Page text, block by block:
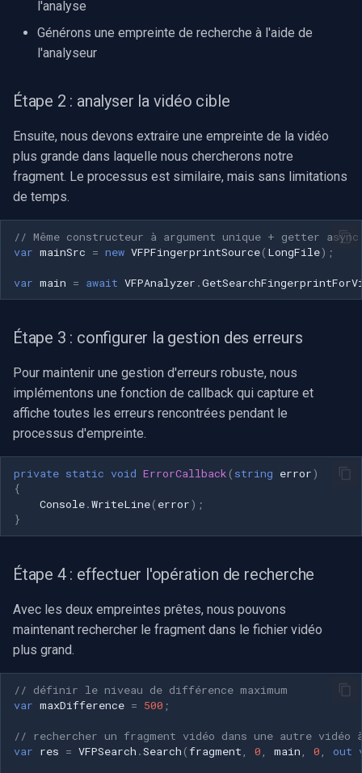
OpenGL
AWS
Spécifique à Linux
Spécifique à Apple
FLIR / Teledyne
INSTAR
Zmodo
Arecont Vision
Linksys
LTS
Q-See
Basler
Mobotix
LILIN
l'analyse
Générons une empreinte de recherche à l'aide de
l'analyseur
Étape 2 : analyser la vidéo cible
Ensuite, nous devons extraire une empreinte de la vidéo
plus grande dans laquelle nous chercherons notre
fragment. Le processus est similaire, mais sans limitations
de temps.
// Même constructeur à argument unique + getter
var mainSrc = new VFPFingerprintSource( LongFile);
var main = await VFPAnalyzer .
Étape 3 : configurer la gestion des erreurs
Pour maintenir une gestion d'erreurs robuste, nous
implémentons une fonction de callback qui capture et
affiche toutes les erreurs rencontrées pendant le
processus d'empreinte.
private static void ErrorCallback ( string error)
{
Console.WriteLine( error);
}
Étape 4 : effectuer l'opération de recherche
Avec les deux empreintes prêtes, nous pouvons
maintenant rechercher le fragment dans le fichier vidéo
plus grand.
// définir le niveau de différence maximum
var maxDifference = 500 ;
// rechercher un fragment vidéo dans une autre vidéo
var res = VFPSearch .Search (fragment 0 main 0 out